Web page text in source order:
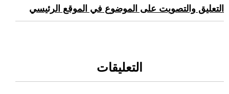
التعليق والتصويت على الموضوع في الموقع الرئيسي
التعليقات